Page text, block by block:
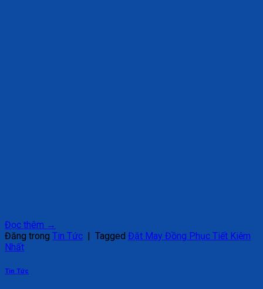
Đọc thêm →
Đăng trong Tin Tức Tagged Đặt May Đồng Phục Tiết Kiệm
Nhất
Tin Tức